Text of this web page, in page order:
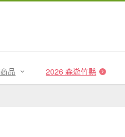
商品 2026 森遊竹縣